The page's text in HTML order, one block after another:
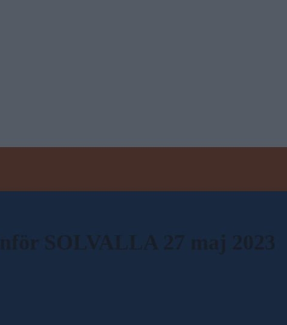
SOLVALLA 27 maj 2023